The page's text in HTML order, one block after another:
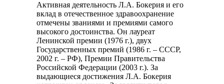
Активная деятельность Л.А. Бокерия и его
вклад в отечественное здравоохранение
отмечены званиями и премиями самого
высокого достоинства. Он лауреат
Ленинской премии (1976 г.), двух
Государственных премий (1986 г. – СССР,
2002 г. – РФ), Премии Правительства
Российской Федерации (2003 г.). За
выдающиеся достижения Л.А. Бокерия